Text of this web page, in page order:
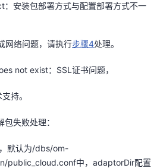
：安装包部署方式与配置部署方式不一
网络问题，请执行步骤4处理。
not exist： SSL 证书问题，
持。
包失败处理：
默认为/dbs/om-
public_cloud.conf中， adaptorDir配置